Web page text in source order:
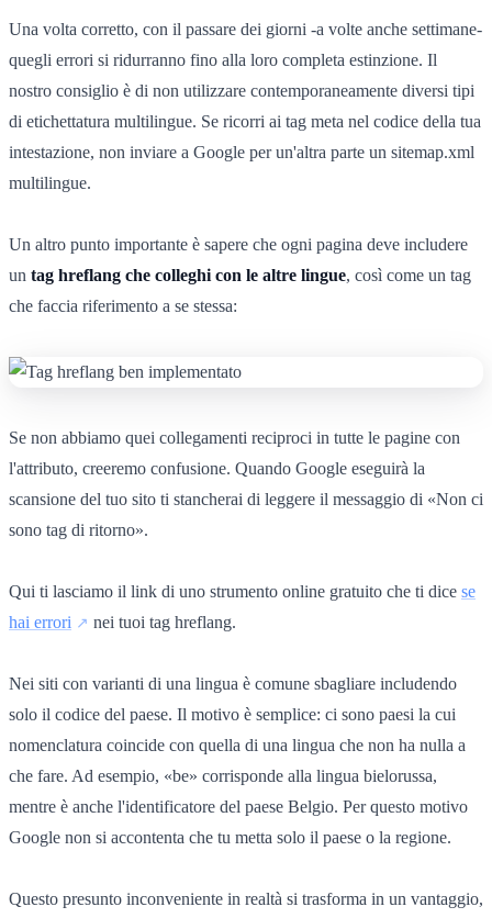
Una volta corretto, con il passare dei giorni -a volte anche settimane-
quegli errori si ridurranno fino alla loro completa estinzione. Il
nostro consiglio è di non utilizzare contemporaneamente diversi tipi
di etichettatura multilingue. Se ricorri ai tag meta nel codice della tua
intestazione, non inviare a Google per un'altra parte un sitemap.xml
multilingue.
Un altro punto importante è sapere che ogni pagina deve includere
un tag hreflang che colleghi con le altre lingue, così come un tag
che faccia riferimento a se stessa:
Se non abbiamo quei collegamenti reciproci in tutte le pagine con
l'attributo, creeremo confusione. Quando Google eseguirà la
scansione del tuo sito ti stancherai di leggere il messaggio di «Non ci
sono tag di ritorno».
Qui ti lasciamo il link di uno strumento online gratuito che ti dice se
hai errori
nei tuoi tag hreflang.
Nei siti con varianti di una lingua è comune sbagliare includendo
solo il codice del paese. Il motivo è semplice: ci sono paesi la cui
nomenclatura coincide con quella di una lingua che non ha nulla a
che fare. Ad esempio, «be» corrisponde alla lingua bielorussa,
mentre è anche l'identificatore del paese Belgio. Per questo motivo
Google non si accontenta che tu metta solo il paese o la regione.
Questo presunto inconveniente in realtà si trasforma in un vantaggio,